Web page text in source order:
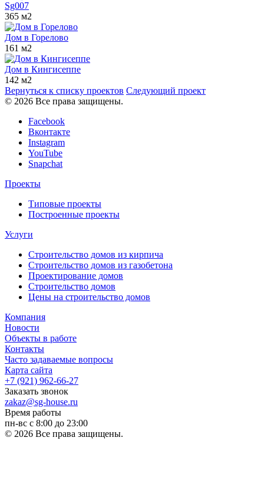
Sg007
365 м2
Дом в Горелово
161 м2
Дом в Кингисеппе
142 м2
Вернуться к списку проектов Следующий проект
© 2026 Все права защищены.
Facebook
Вконтакте
Instagram
YouTube
Snapchat
Проекты
Типовые проекты
Построенные проекты
Услуги
Строительство домов из кирпича
Строительство домов из газобетона
Проектирование домов
Строительство домов
Цены на строительство домов
Компания
Новости
Объекты в работе
Контакты
Часто задаваемые вопросы
Карта сайта
+7 (921) 962-66-27
Заказать звонок
zakaz@sg-house.ru
Время работы
пн-вс с 8:00 до 23:00
© 2026 Все права защищены.